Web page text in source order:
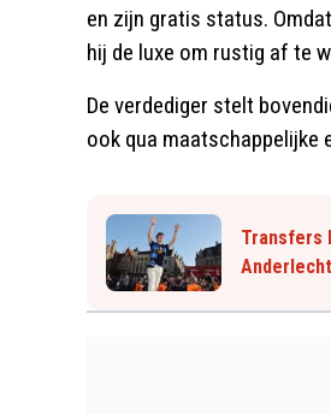
en zijn gratis status.
hij de luxe om rustig af te
De verdediger stelt
ook qua maatschappelijke
Transfers